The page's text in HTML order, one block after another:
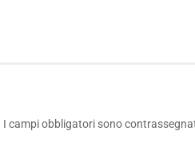
I campi obbligatori sono